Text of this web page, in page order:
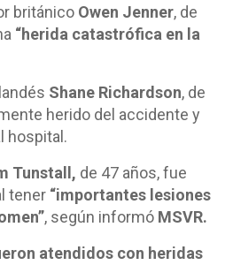
británico Owen Jenner, de
“herida catastrófica en la
Shane Richardson, de
herido del accidente y
hospital.
Tunstall, de 47 años, fue
tener “importantes lesiones
, según informó MSVR.
atendidos con heridas